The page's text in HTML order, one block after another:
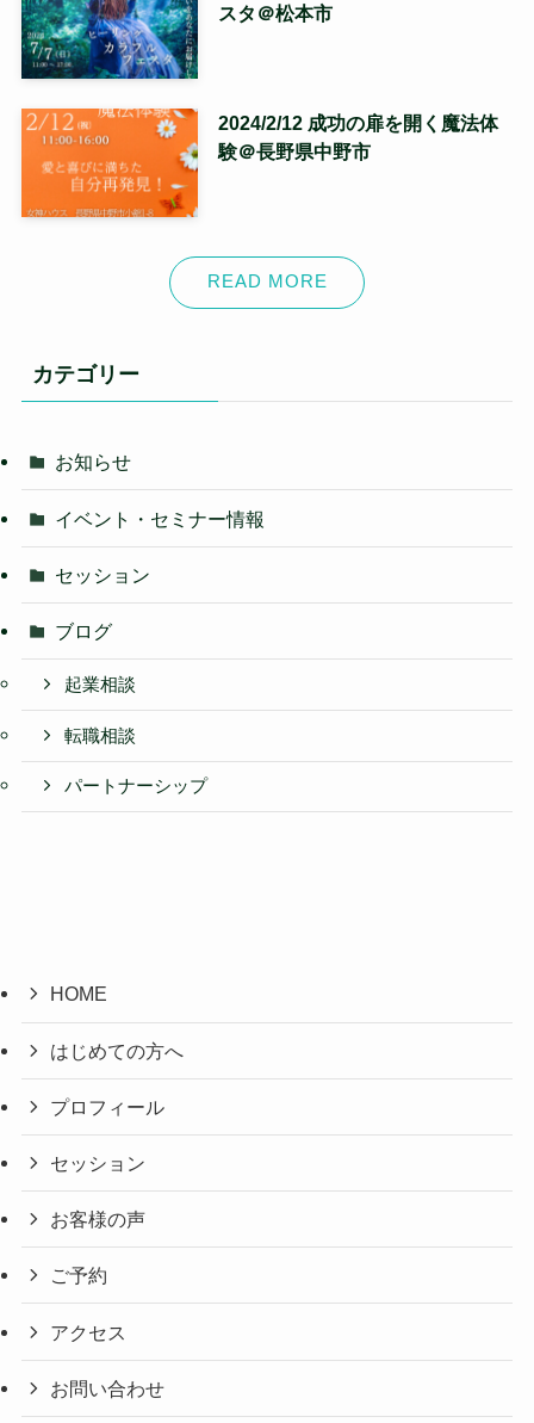
スタ＠松本市
2024/2/12 成功の扉を開く魔法体
験＠長野県中野市
READ MORE
カテゴリー
お知らせ
イベント・セミナー情報
セッション
ブログ
起業相談
転職相談
パートナーシップ
HOME
はじめての方へ
プロフィール
セッション
お客様の声
ご予約
アクセス
お問い合わせ